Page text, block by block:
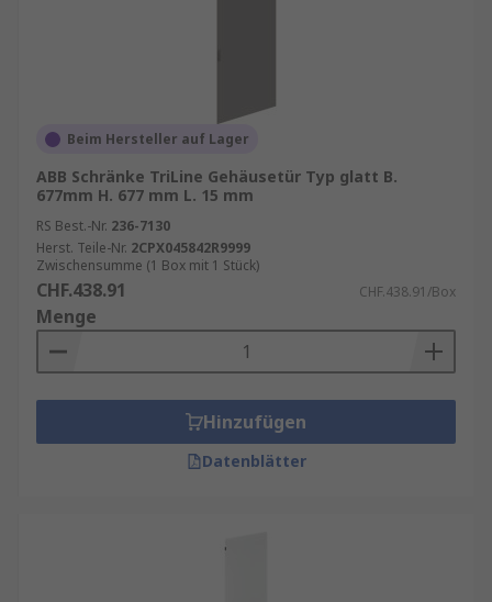
werden können, ohne häufig ersetzt werden zu
müssen.
Beim Hersteller auf Lager
ABB Schränke TriLine Gehäusetür Typ glatt B.
677mm H. 677 mm L. 15 mm
RS Best.-Nr. 236-7130
Herst. Teile-Nr. 2CPX045842R9999
Zwischensumme (1 Box mit 1 Stück)
CHF.438.91 CHF.438.91/Box
Menge
Hinzufügen
Datenblätter